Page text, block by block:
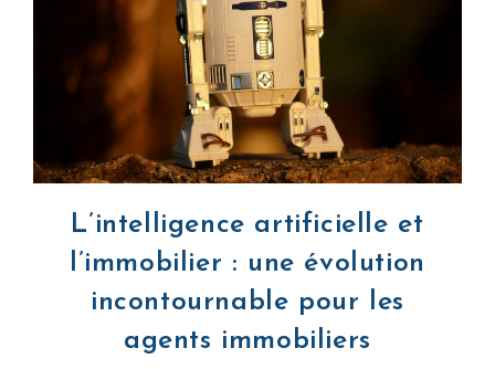
L’intelligence artificielle et
l’immobilier : une évolution
incontournable pour les
agents immobiliers